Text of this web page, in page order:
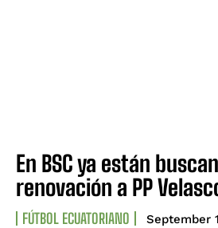
En BSC ya están
renovación a PP
FÚTBOL ECUATORIANO September